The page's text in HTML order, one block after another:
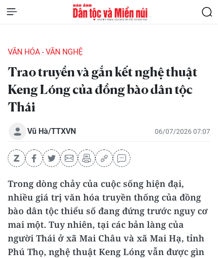
VĂN HÓA - VĂN NGHỆ
Trao truyền và gắn kết nghệ thuật
Keng Lóng của đồng bào dân tộc
Thái
Vũ Hà/TTXVN 06/07/2026 07:07
Trong dòng chảy của cuộc sống hiện đại,
nhiều giá trị văn hóa truyền thống của đồng
bào dân tộc thiểu số đang đứng trước nguy cơ
mai một. Tuy nhiên, tại các bản làng của
người Thái ở xã Mai Châu và xã Mai Hạ, tỉnh
Phú Thọ, nghệ thuật Keng Lóng vẫn được gìn